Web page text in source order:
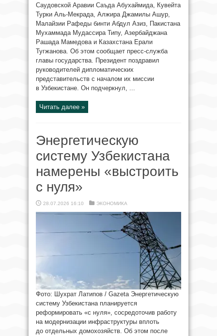
Саудовской Аравии Саъда Абухаймида, Кувейта
Турки Аль-Мекрада, Алжира Джамилы Ашур,
Малайзии Рафеды бинти Абдул Азиз, Пакистана
Мухаммада Мудассира Типу, Азербайджана
Рашада Мамедова и Казахстана Ерали
Тугжанова. Об этом сообщает пресс-служба
главы государства. Президент поздравил
руководителей дипломатических
представительств с началом их миссии
в Узбекистане. Он подчеркнул, ...
Читать далее »
Энергетическую
систему Узбекистана
намерены «выстроить
с нуля»
28.07.2026 16:10 ЭКОНОМИКА
Фото: Шухрат Латипов / Gazeta Энергетическую
систему Узбекистана планируется
реформировать «с нуля», сосредоточив работу
на модернизации инфраструктуры вплоть
до отдельных домохозяйств. Об этом после